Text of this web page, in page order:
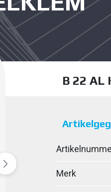
B 22 AL
Merk